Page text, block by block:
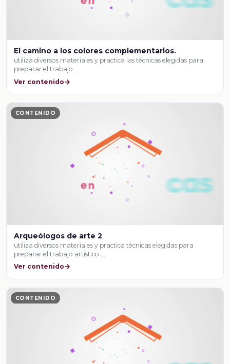
El camino a los colores complementarios.
utiliza diversos materiales y practica las técnicas elegidas para
preparar el trabajo …
Ver contenido
CONTENIDO
Arqueólogos de arte 2
utiliza diversos materiales y practica técnicas elegidas para
preparar el trabajo artístico …
Ver contenido
CONTENIDO